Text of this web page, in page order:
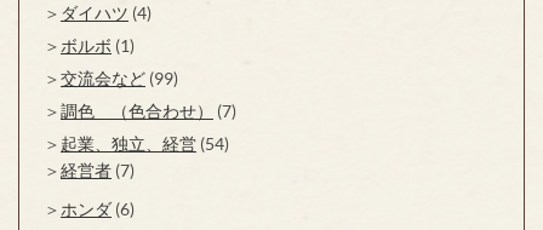
ダイハツ (4)
ボルボ (1)
交流会など (99)
調色 （色合わせ）
(7)
起業、独立、経営 (54)
経営者 (7)
ホンダ (6)